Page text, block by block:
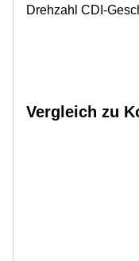
Drehzahl CDI-
Vergleich zu